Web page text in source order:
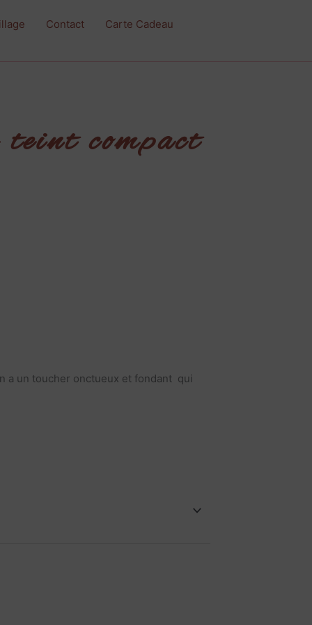
Contact
Carte Cadeau
teint compact
a un toucher onctueux et fondant qui